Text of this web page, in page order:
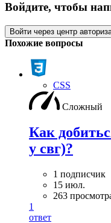
Войдите, чтобы
Войти через центр
Похожие вопросы
CSS
Сложный
Как
у свг)?
1 подписчик
15 июл.
263
1
ответ